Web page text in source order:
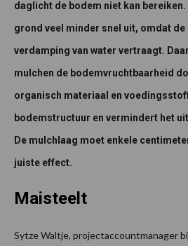
daglicht de bodem niet kan
grond veel minder snel uit, omdat
verdamping van water vertraagt.
mulchen de bodemvruchtbaarheid
organisch materiaal en
bodemstructuur en vermindert het
De mulchlaag moet enkele
juiste effect.
Maisteelt
Sytze Waltje, projectaccountmanager